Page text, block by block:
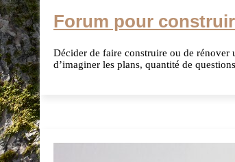
Forum pour
Décider de faire construire ou de rénover
d’imaginer les plans, quantité de